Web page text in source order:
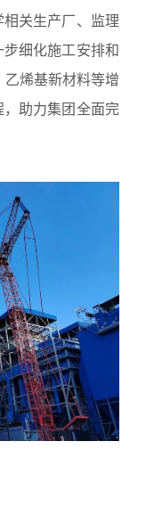
关生产厂、监理
细化施工安排和
烯基新材料等增
助力集团全面完